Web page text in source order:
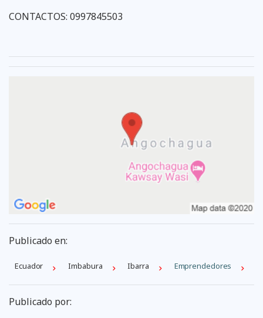
CONTACTOS: 0997845503
Publicado en:
Ecuador Imbabura Ibarra Emprendedores
Publicado por: